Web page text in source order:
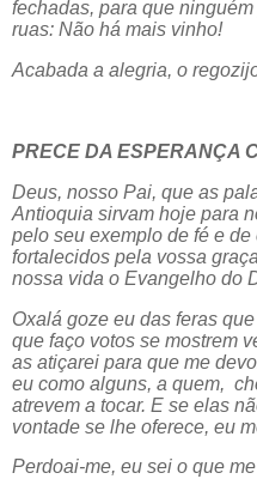
fechadas, para que
ruas: Não há mais vinho!
Acabada a alegria, o
PRECE DA ESPERANÇA
Deus, nosso Pai, que as
Antioquia sirvam hoje para
pelo seu exemplo de fé e
fortalecidos pela vossa
nossa vida o Evangelho do
Oxalá goze eu das feras
que faço votos se mostrem
as atiçarei para que me
eu como alguns, a quem,
atrevem a tocar. E se elas
vontade se lhe oferece, eu
Perdoai-me, eu sei o que